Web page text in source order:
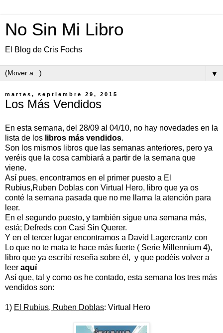
No Sin Mi Libro
El Blog de Cris Fochs
▼
martes, septiembre 29, 2015
Los Más Vendidos
En esta semana, del 28/09 al 04/10, no hay novedades en la
lista de los libros más vendidos.
Son los mismos libros que las semanas anteriores, pero ya
veréis que la cosa cambiará a partir de la semana que
viene.
Así pues, encontramos en el primer puesto a El
Rubius,Ruben Doblas con Virtual Hero, libro que ya os
conté la semana pasada que no me llama la atención para
leer.
En el segundo puesto, y también sigue una semana más,
está; Defreds con Casi Sin Querer.
Y en el tercer lugar encontramos a David Lagercrantz con
Lo que no te mata te hace más fuerte ( Serie Millennium 4),
libro que ya escribí reseña sobre él, y que podéis volver a
leer aquí
Así que, tal y como os he contado, esta semana los tres más
vendidos son:
1) El Rubius, Ruben Doblas: Virtual Hero